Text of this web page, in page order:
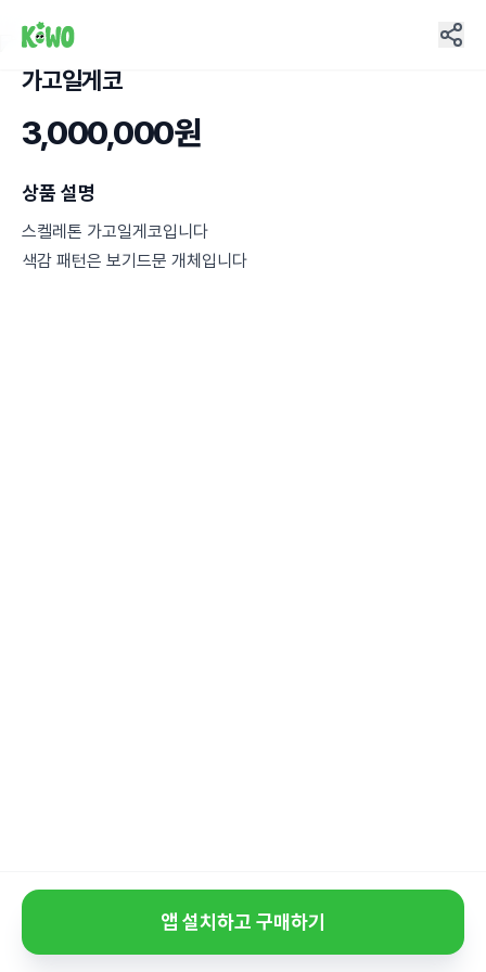
가고일게코
3,000,000원
상품 설명
스켈레톤 가고일게코입니다
색감 패턴은 보기드문 개체입니다
앱 설치하고 구매하기